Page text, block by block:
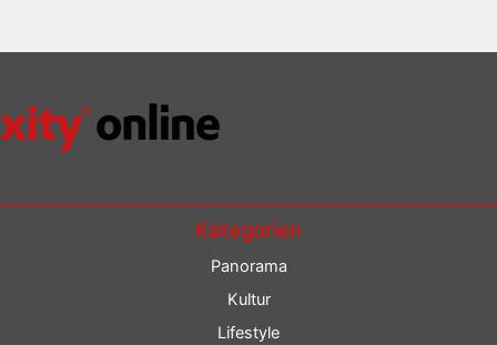
Kategorien
Panorama
Kultur
Lifestyle